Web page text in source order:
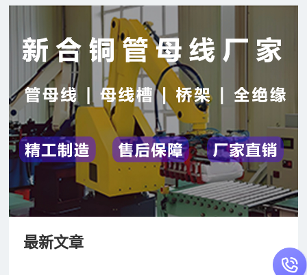
最新文章